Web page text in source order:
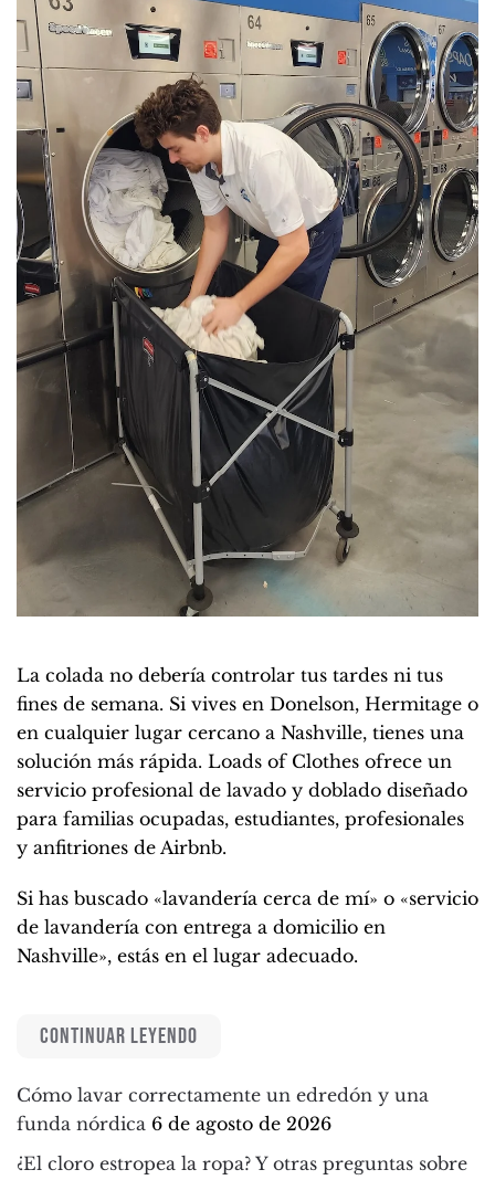
La colada no debería controlar tus tardes ni tus
fines de semana. Si vives en Donelson, Hermitage o
en cualquier lugar cercano a Nashville, tienes una
solución más rápida. Loads of Clothes ofrece un
servicio profesional de lavado y doblado diseñado
para familias ocupadas, estudiantes, profesionales
y anfitriones de Airbnb.
Si has buscado «lavandería cerca de mí» o «servicio
de lavandería con entrega a domicilio en
Nashville», estás en el lugar adecuado.
CONTINUAR LEYENDO
Cómo lavar correctamente un edredón y una
funda nórdica 6 de agosto de 2026
¿El cloro estropea la ropa? Y otras preguntas sobre